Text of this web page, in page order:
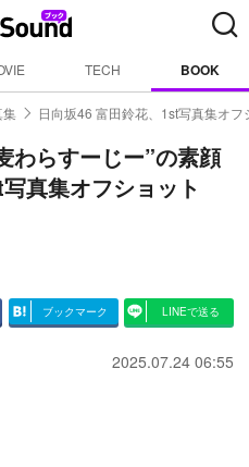
TECH BOOK
集 日向坂46 富田鈴花、1st写真集オフ
わらすーじー”の素顔
真集オフショット
ブックマーク LINEで送る
2025.07.24 06:55